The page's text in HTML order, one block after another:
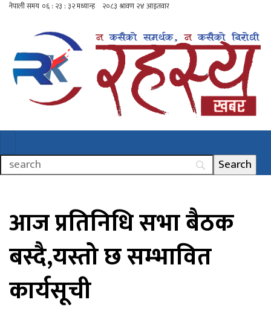
आज प्रतिनिधि सभा बैठक
बस्दै,यस्तो छ सम्भावित
कार्यसूची